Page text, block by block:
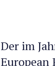
Der im
European